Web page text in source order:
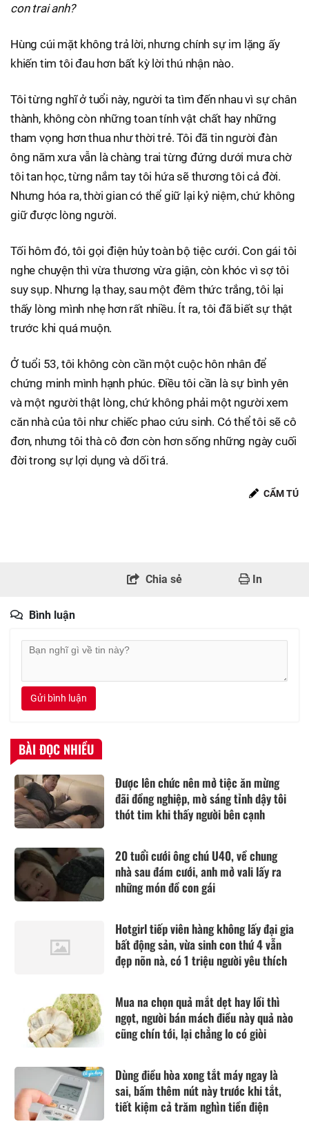
con trai anh?
Hùng cúi mặt không trả lời, nhưng chính sự im lặng ấy
khiến tim tôi đau hơn bất kỳ lời thú nhận nào.
Tôi từng nghĩ ở tuổi này, người ta tìm đến nhau vì sự chân
thành, không còn những toan tính vật chất hay những
tham vọng hơn thua như thời trẻ. Tôi đã tin người đàn
ông năm xưa vẫn là chàng trai từng đứng dưới mưa chờ
tôi tan học, từng nắm tay tôi hứa sẽ thương tôi cả đời.
Nhưng hóa ra, thời gian có thể giữ lại kỷ niệm, chứ không
giữ được lòng người.
Tối hôm đó, tôi gọi điện hủy toàn bộ tiệc cưới. Con gái tôi
nghe chuyện thì vừa thương vừa giận, còn khóc vì sợ tôi
suy sụp. Nhưng lạ thay, sau một đêm thức trắng, tôi lại
thấy lòng mình nhẹ hơn rất nhiều. Ít ra, tôi đã biết sự thật
trước khi quá muộn.
Ở tuổi 53, tôi không còn cần một cuộc hôn nhân để
chứng minh mình hạnh phúc. Điều tôi cần là sự bình yên
và một người thật lòng, chứ không phải một người xem
căn nhà của tôi như chiếc phao cứu sinh. Có thể tôi sẽ cô
đơn, nhưng tôi thà cô đơn còn hơn sống những ngày cuối
đời trong sự lợi dụng và dối trá.
CẨM TÚ
Chia sẻ In
Bình luận
Gửi bình luận
BÀI ĐỌC NHIỀU
Được lên chức nên mở tiệc ăn mừng
đãi đồng nghiệp, mờ sáng tỉnh dậy tôi
thót tim khi thấy người bên cạnh
20 tuổi cưới ông chú U40, về chung
nhà sau đám cưới, anh mở vali lấy ra
những món đồ con gái
Hotgirl tiếp viên hàng không lấy đại gia
bất động sản, vừa sinh con thứ 4 vẫn
đẹp nõn nà, có 1 triệu người yêu thích
Mua na chọn quả mắt dẹt hay lồi thì
ngọt, người bán mách điều này quả nào
cũng chín tới, lại chẳng lo có giòi
Dùng điều hòa xong tắt máy ngay là
sai, bấm thêm nút này trước khi tắt,
tiết kiệm cả trăm nghìn tiền điện